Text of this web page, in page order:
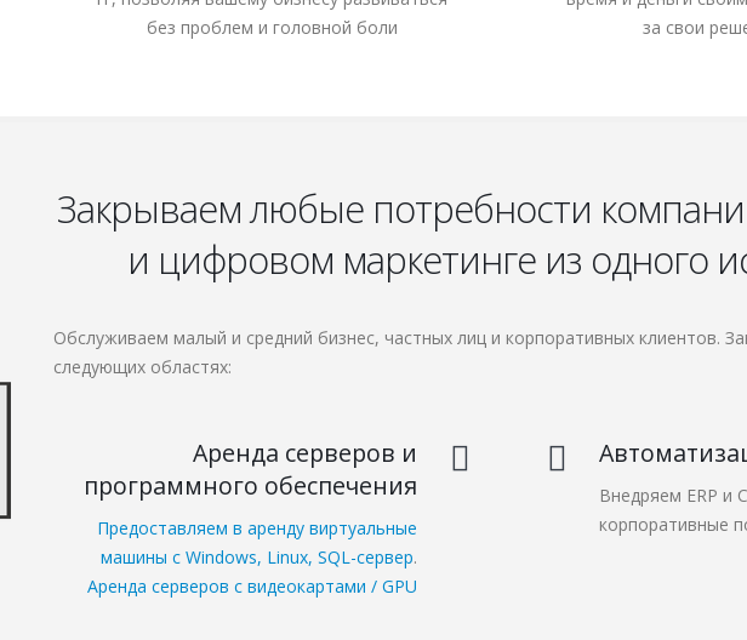
без проблем и головной боли
за свои
Закрываем любые потребности
и цифровом маркетинге из одного
Обслуживаем малый и средний бизнес, частных лиц и корпоративных клиентов.
следующих областях:
Аренда серверов и
программного обеспечения
Предоставляем в аренду виртуальные
машины с Windows, Linux, SQL-сервер.
Аренда серверов с видеокартами / GPU
Внедряем ERP и
корпоративные